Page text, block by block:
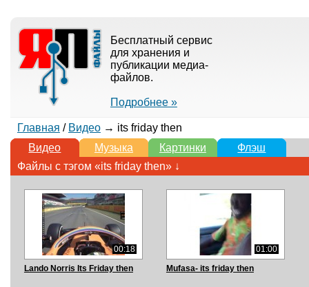
Бесплатный сервис
для хранения и
публикации медиа-
файлов.
Подробнее »
Главная / Видео→ its friday then
Видео
Музыка Картинки
Флэш
Файлы с тэгом «its friday then» ↓
00:18
Lando Norris Its Friday then
01:00
Mufasa- its friday then